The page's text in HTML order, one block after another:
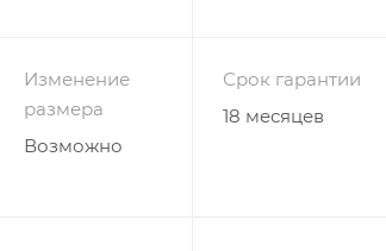
Изменение
размера
Возможно
Срок гарантии
18 месяцев